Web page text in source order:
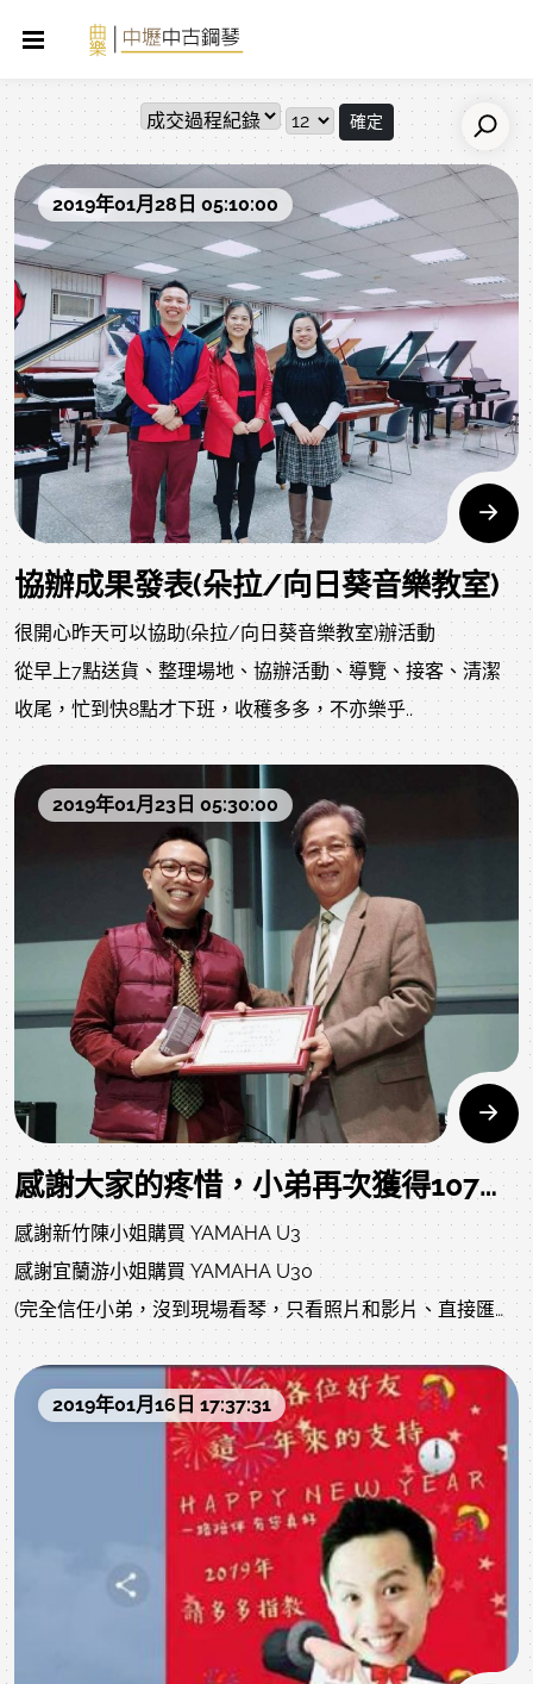
確定
2019年01月28日 05:10:00
協辦成果發表(朵拉/向日葵音樂教室)
很開心昨天可以協助(朵拉/向日葵音樂教室)辦活動
從早上7點送貨、整理場地、協辦活動、導覽、接客、清潔
收尾，忙到快8點才下班，收穫多多，不亦樂乎..
2019年01月23日 05:30:00
感謝大家的疼惜，小弟再次獲得107年績優業務人員！
感謝新竹陳小姐購買 YAMAHA U3
感謝宜蘭游小姐購買 YAMAHA U30
(完全信任小弟，沒到現場看琴，只看照片和影片、直接匯訂
確認送貨，小弟也不馬虎隨便，親自開車到南部確認琴況，
完全負責。(如連結影片))
感謝桃園張小姐購買 YAMAHA 原木色小琴
2019年01月16日 17:37:31